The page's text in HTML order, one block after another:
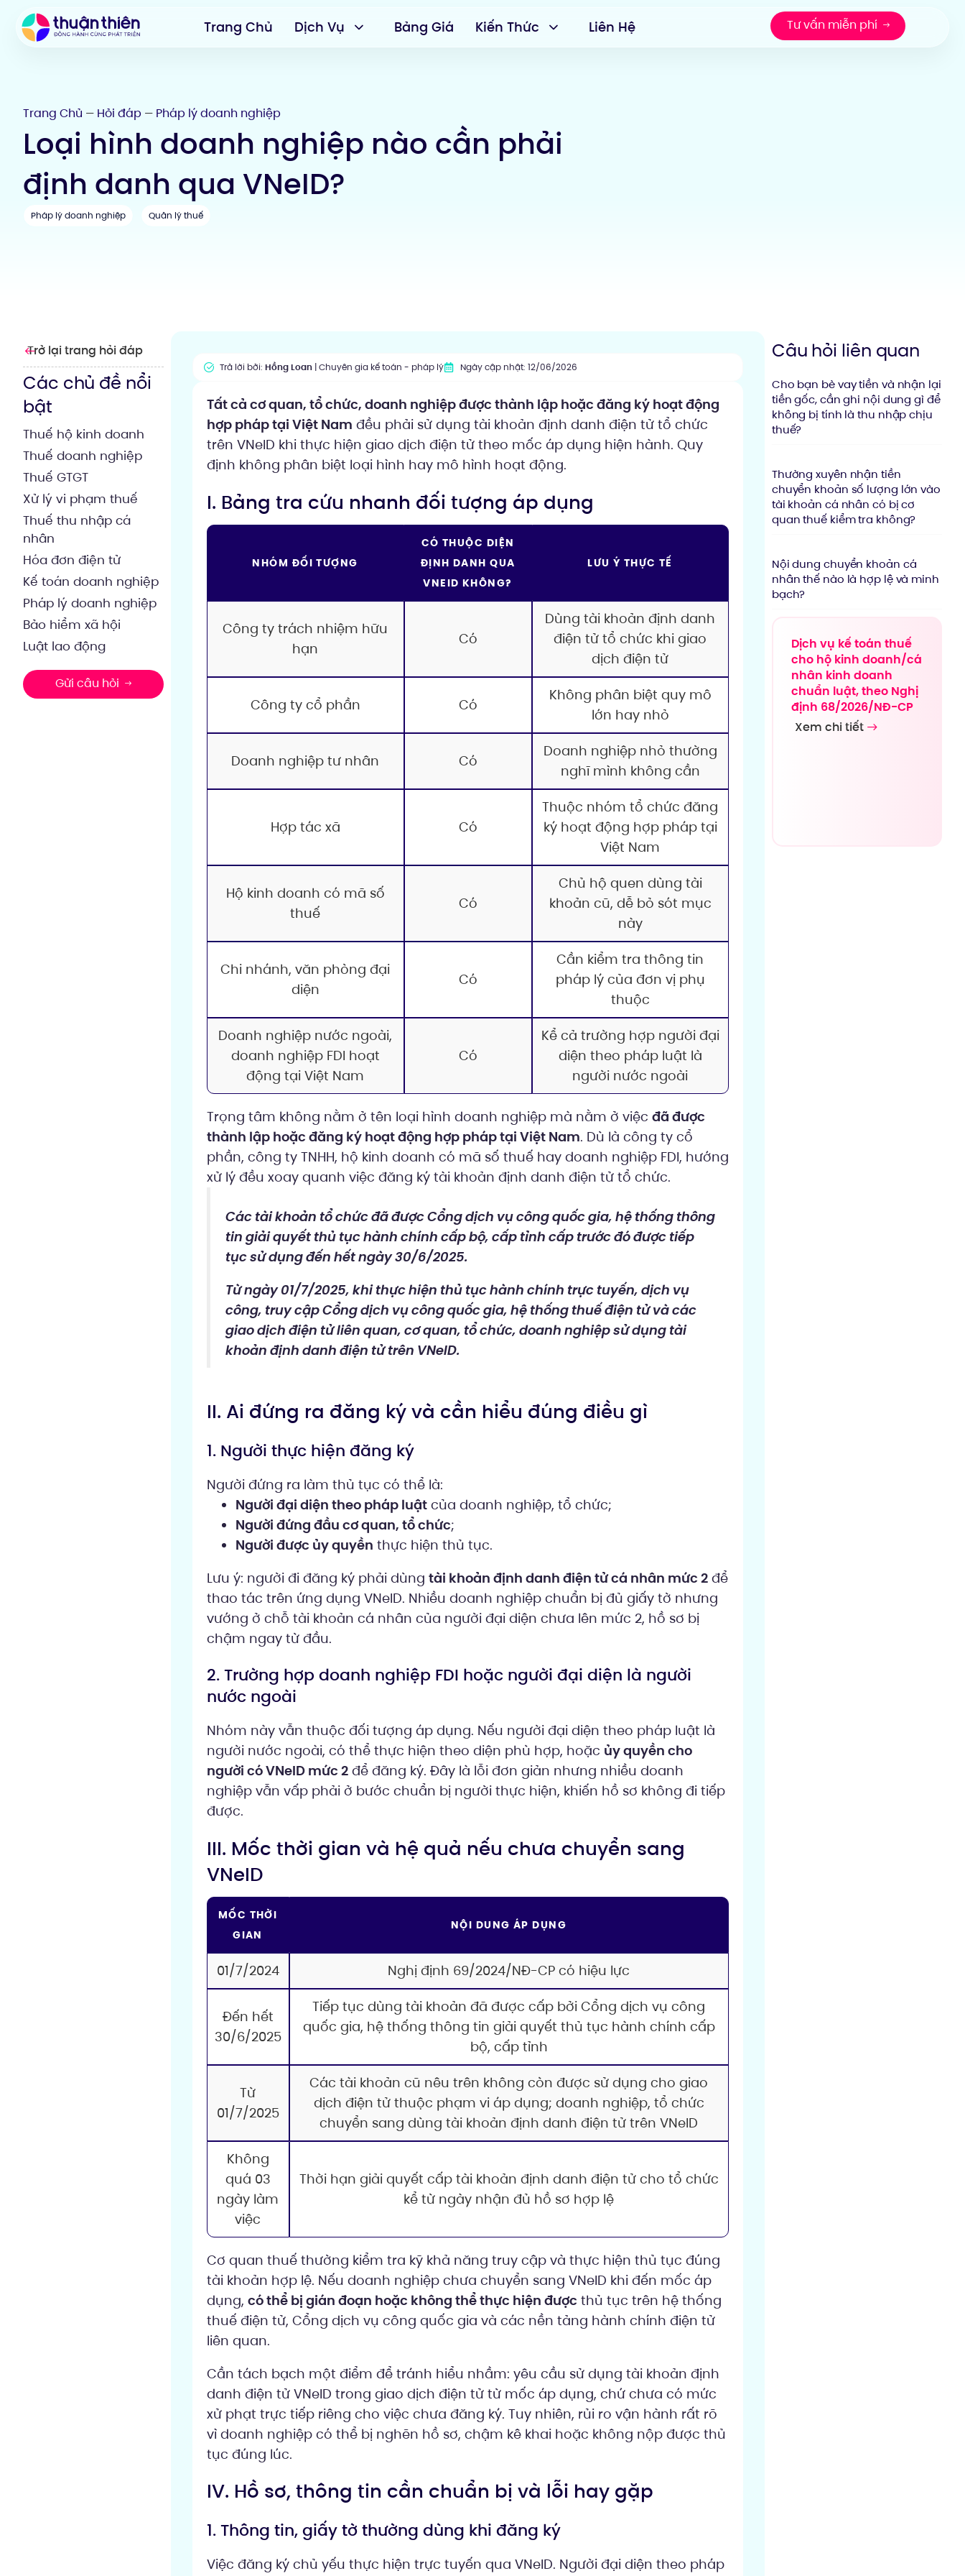
Trang Chủ Dịch Vụ Bảng Giá Kiến Thức Liên Hệ Tư vấn miễn phí
Trang Chủ — Hỏi đáp — Pháp lý doanh nghiệp
Loại hình doanh nghiệp nào cần phải
định danh qua VNeID?
Pháp lý doanh nghiệp Quản lý thuế
Trở lại trang hỏi đáp
Các chủ đề nổi
bật
Thuế hộ kinh doanh
Thuế doanh nghiệp
Thuế GTGT
Xử lý vi phạm thuế
Thuế thu nhập cá
nhân
Hóa đơn điện tử
Kế toán doanh nghiệp
Pháp lý doanh nghiệp
Bảo hiểm xã hội
Luật lao động
Gửi câu hỏi
Trả lời bởi:Hồng Loan | Chuyên gia kế toán - pháp lý Ngày cập nhật: 12/06/2026
Tất cả cơ quan, tổ chức, doanh nghiệp được thành lập hoặc đăng ký hoạt động
hợp pháp tại Việt Nam đều phải sử dụng tài khoản định danh điện tử tổ chức
trên VNeID khi thực hiện giao dịch điện tử theo mốc áp dụng hiện hành. Quy
định không phân biệt loại hình hay mô hình hoạt động.
I. Bảng tra cứu nhanh đối tượng áp dụng
NHÓM ĐỐI TƯỢNG
CÓ THUỘC DIỆN
ĐỊNH DANH QUA
VNEID KHÔNG?
LƯU Ý THỰC TẾ
Công ty trách nhiệm hữu
hạn
Có
Dùng tài khoản định danh
điện tử tổ chức khi giao
dịch điện tử
Công ty cổ phần Có
Không phân biệt quy mô
lớn hay nhỏ
Doanh nghiệp tư nhân Có
Doanh nghiệp nhỏ thường
nghĩ mình không cần
Hợp tác xã Có
Thuộc nhóm tổ chức đăng
ký hoạt động hợp pháp tại
Việt Nam
Hộ kinh doanh có mã số
thuế
Có
Chủ hộ quen dùng tài
khoản cũ, dễ bỏ sót mục
này
Chi nhánh, văn phòng đại
diện
Có
Cần kiểm tra thông tin
pháp lý của đơn vị phụ
thuộc
Doanh nghiệp nước ngoài,
doanh nghiệp FDI hoạt
động tại Việt Nam
Có
Kể cả trường hợp người đại
diện theo pháp luật là
người nước ngoài
Trọng tâm không nằm ở tên loại hình doanh nghiệp mà nằm ở việc đã được
thành lập hoặc đăng ký hoạt động hợp pháp tại Việt Nam. Dù là công ty cổ
phần, công ty TNHH, hộ kinh doanh có mã số thuế hay doanh nghiệp FDI, hướng
xử lý đều xoay quanh việc đăng ký tài khoản định danh điện tử tổ chức.
Các tài khoản tổ chức đã được Cổng dịch vụ công quốc gia, hệ thống thông
tin giải quyết thủ tục hành chính cấp bộ, cấp tỉnh cấp trước đó được tiếp
tục sử dụng đến hết ngày 30/6/2025.
Từ ngày 01/7/2025, khi thực hiện thủ tục hành chính trực tuyến, dịch vụ
công, truy cập Cổng dịch vụ công quốc gia, hệ thống thuế điện tử và các
giao dịch điện tử liên quan, cơ quan, tổ chức, doanh nghiệp sử dụng tài
khoản định danh điện tử trên VNeID.
II. Ai đứng ra đăng ký và cần hiểu đúng điều gì
1. Người thực hiện đăng ký
Người đứng ra làm thủ tục có thể là:
Người đại diện theo pháp luậtcủa doanh nghiệp, tổ chức;
Người đứng đầu cơ quan, tổ chức;
Người được ủy quyền thực hiện thủ tục.
Lưu ý: người đi đăng ký phải dùng tài khoản định danh điện tử cá nhân mức 2để
thao tác trên ứng dụng VNeID. Nhiều doanh nghiệp chuẩn bị đủ giấy tờ nhưng
vướng ở chỗ tài khoản cá nhân của người đại diện chưa lên mức 2, hồ sơ bị
chậm ngay từ đầu.
2. Trường hợp doanh nghiệp FDI hoặc người đại diện là người
nước ngoài
Nhóm này vẫn thuộc đối tượng áp dụng. Nếu người đại diện theo pháp luật là
người nước ngoài, có thể thực hiện theo diện phù hợp, hoặc ủy quyền cho
người có VNeID mức 2để đăng ký. Đây là lỗi đơn giản nhưng nhiều doanh
nghiệp vẫn vấp phải ở bước chuẩn bị người thực hiện, khiến hồ sơ không đi tiếp
được.
III. Mốc thời gian và hệ quả nếu chưa chuyển sang
VNeID
MỐC THỜI
GIAN
NỘI DUNG ÁP DỤNG
01/7/2024 Nghị định 69/2024/NĐ-CP có hiệu lực
Đến hết
30/6/2025
Tiếp tục dùng tài khoản đã được cấp bởi Cổng dịch vụ công
quốc gia, hệ thống thông tin giải quyết thủ tục hành chính cấp
bộ, cấp tỉnh
Từ
01/7/2025
Các tài khoản cũ nêu trên không còn được sử dụng cho giao
dịch điện tử thuộc phạm vi áp dụng; doanh nghiệp, tổ chức
chuyển sang dùng tài khoản định danh điện tử trên VNeID
Không
quá 03
ngày làm
việc
Thời hạn giải quyết cấp tài khoản định danh điện tử cho tổ chức
kể từ ngày nhận đủ hồ sơ hợp lệ
Cơ quan thuế thường kiểm tra kỹ khả năng truy cập và thực hiện thủ tục đúng
tài khoản hợp lệ. Nếu doanh nghiệp chưa chuyển sang VNeID khi đến mốc áp
dụng, có thể bị gián đoạn hoặc không thể thực hiện được thủ tục trên hệ thống
thuế điện tử, Cổng dịch vụ công quốc gia và các nền tảng hành chính điện tử
liên quan.
Cần tách bạch một điểm để tránh hiểu nhầm: yêu cầu sử dụng tài khoản định
danh điện tử VNeID trong giao dịch điện tử từ mốc áp dụng, chứ chưa có mức
xử phạt trực tiếp riêng cho việc chưa đăng ký. Tuy nhiên, rủi ro vận hành rất rõ
vì doanh nghiệp có thể bị nghẽn hồ sơ, chậm kê khai hoặc không nộp được thủ
tục đúng lúc.
IV. Hồ sơ, thông tin cần chuẩn bị và lỗi hay gặp
1. Thông tin, giấy tờ thường dùng khi đăng ký
Việc đăng ký chủ yếu thực hiện trực tuyến qua VNeID. Người đại diện theo pháp
Câu hỏi liên quan
Cho bạn bè vay tiền và nhận lại
tiền gốc, cần ghi nội dung gì để
không bị tính là thu nhập chịu
thuế?
Thường xuyên nhận tiền
chuyển khoản số lượng lớn vào
tài khoản cá nhân có bị cơ
quan thuế kiểm tra không?
Nội dung chuyển khoản cá
nhân thế nào là hợp lệ và minh
bạch?
Dịch vụ kế toán thuế
cho hộ kinh doanh/cá
nhân kinh doanh
chuẩn luật, theo Nghị
định 68/2026/NĐ-CP
Xem chi tiết